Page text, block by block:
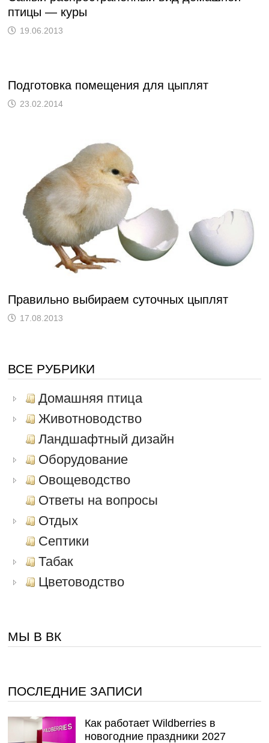
птицы — куры
19.06.2013
Подготовка помещения для цыплят
23.02.2014
Правильно выбираем суточных цыплят
17.08.2013
ВСЕ РУБРИКИ
Домашняя птица
Животноводство
Ландшафтный дизайн
Оборудование
Овощеводство
Ответы на вопросы
Отдых
Септики
Табак
Цветоводство
МЫ В ВК
ПОСЛЕДНИЕ ЗАПИСИ
Как работает Wildberries в
новогодние праздники 2027